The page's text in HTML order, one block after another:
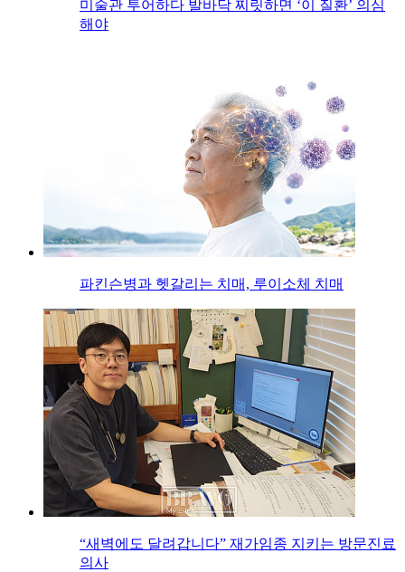
미술관 투어하다 발바닥 찌릿하면 ‘이 질환’ 의심
해야
파킨슨병과 헷갈리는 치매, 루이소체 치매
“새벽에도 달려갑니다” 재가임종 지키는 방문진료
의사